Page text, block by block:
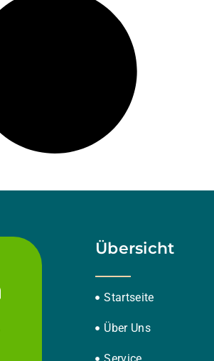
Übersicht
Startseite
Über Uns